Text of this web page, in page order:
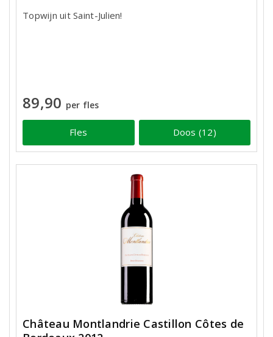
Topwijn uit Saint-Julien!
89,90 per fles
Fles Doos (12)
Château Montlandrie Castillon Côtes de